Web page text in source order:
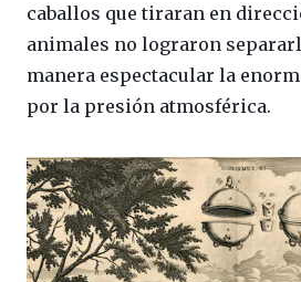
caballos que tiraran en
animales no lograron
manera espectacular la
por la presión atmosférica.